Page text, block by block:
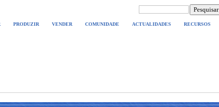
PRODUZIR VENDER COMUNIDADE ACTUALIDADES RECURSOS